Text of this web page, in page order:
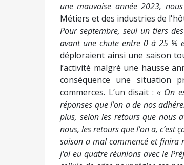
une mauvaise année 2023,
Métiers et des industries de
Pour septembre, seul un tiers
avant une chute entre 0 à 25 %
déploraient ainsi une saison
l’activité malgré une hausse
conséquence une situation
commerces. L’un disait :« On
réponses que l’on a de nos
plus, selon les retours que nous
nous, les retours que l’on a, c’est
saison a mal commencé et finira
j'ai eu quatre réunions avec le